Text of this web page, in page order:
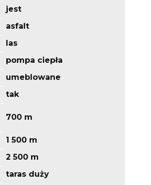
jest
asfalt
las
pompa ciepła
umeblowane
tak
700 m
1 500 m
2 500 m
taras duży